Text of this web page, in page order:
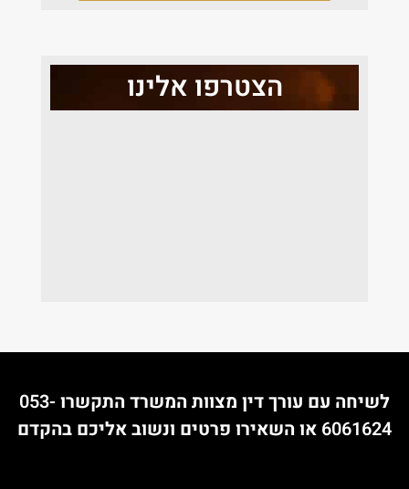
הצטרפו אלינו
לשיחה עם עורך דין מצוות המשרד התקשרו053-
6061624 או השאירו פרטים ונשוב אליכם בהקדם